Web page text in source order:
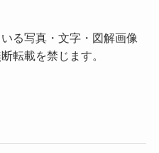
る写真・文字・図解画像
転載を禁じます。